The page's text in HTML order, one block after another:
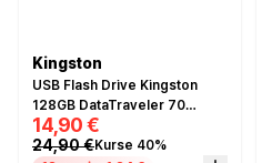
Kingston
USB Flash Drive Kingston
128GB DataTraveler 70
Type-C - Zezë
14,90 €
24,90 €Kurse 40%